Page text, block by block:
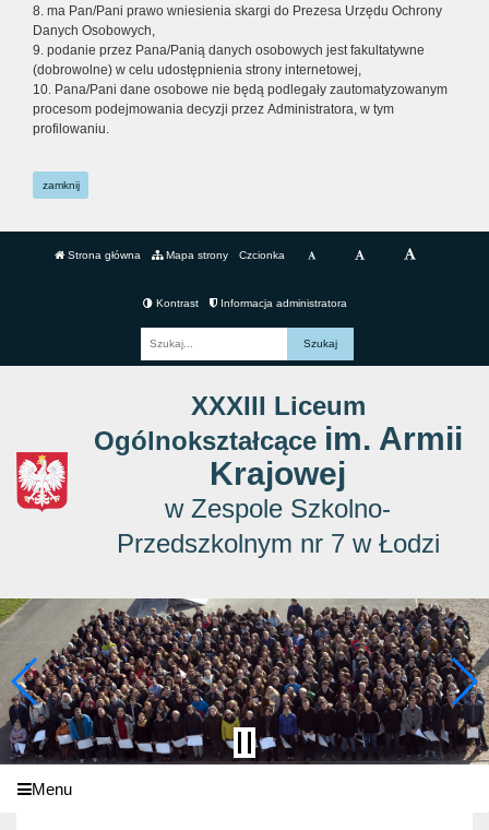
8. ma Pan/Pani prawo wniesienia skargi do Prezesa Urzędu Ochrony
Danych Osobowych,
9. podanie przez Pana/Panią danych osobowych jest fakultatywne
(dobrowolne) w celu udostępnienia strony internetowej,
10. Pana/Pani dane osobowe nie będą podlegały zautomatyzowanym
procesom podejmowania decyzji przez Administratora, w tym
profilowaniu.
zamknij
Strona główna Mapa strony Czcionka
Kontrast Informacja administratora
XXXIII Liceum
Ogólnokształcące im. Armii
Krajowej
w Zespole Szkolno-
Przedszkolnym nr 7 w Łodzi
Menu